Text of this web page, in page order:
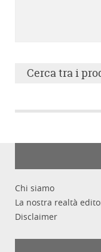
Cerca tra i
Cerca tra
Categoria
Chi siamo
La nostra realtà
Disclaimer